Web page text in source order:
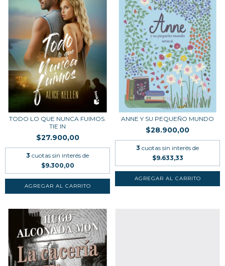
TODO LO QUE NUNCA FUIMOS.
TIE IN
$27.900,00
3 cuotas sin interés de
$9.300,00
ANNE Y SU PEQUEÑO MUNDO
$28.900,00
3 cuotas sin interés de
$9.633,33